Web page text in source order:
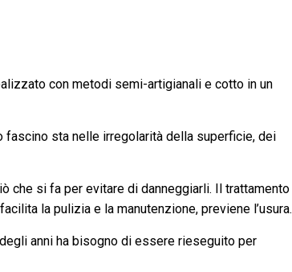
con metodi semi-artigianali e cotto in un
sta nelle irregolarità della superficie, dei
che si fa per evitare di danneggiarli. Il trattamento
la pulizia e la manutenzione, previene l’usura.
anni ha bisogno di essere rieseguito per